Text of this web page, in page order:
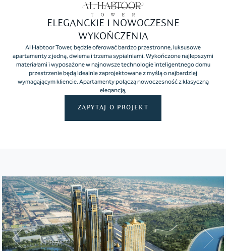
ELEGANCKIE I NOWOCZESNE
WYKOŃCZENIA
Al Habtoor Tower, będzie oferować bardzo przestronne, luksusowe
apartamenty z jedną, dwiema i trzema sypialniami. Wykończone najlepszymi
materiałami i wyposażone w najnowsze technologie inteligentnego domu
przestrzenie będą idealnie zaprojektowane z myślą o najbardziej
wymagającym kliencie. Apartamenty połączą nowoczesność z klasyczną
elegancją,
ZAPYTAJ O PROJEKT